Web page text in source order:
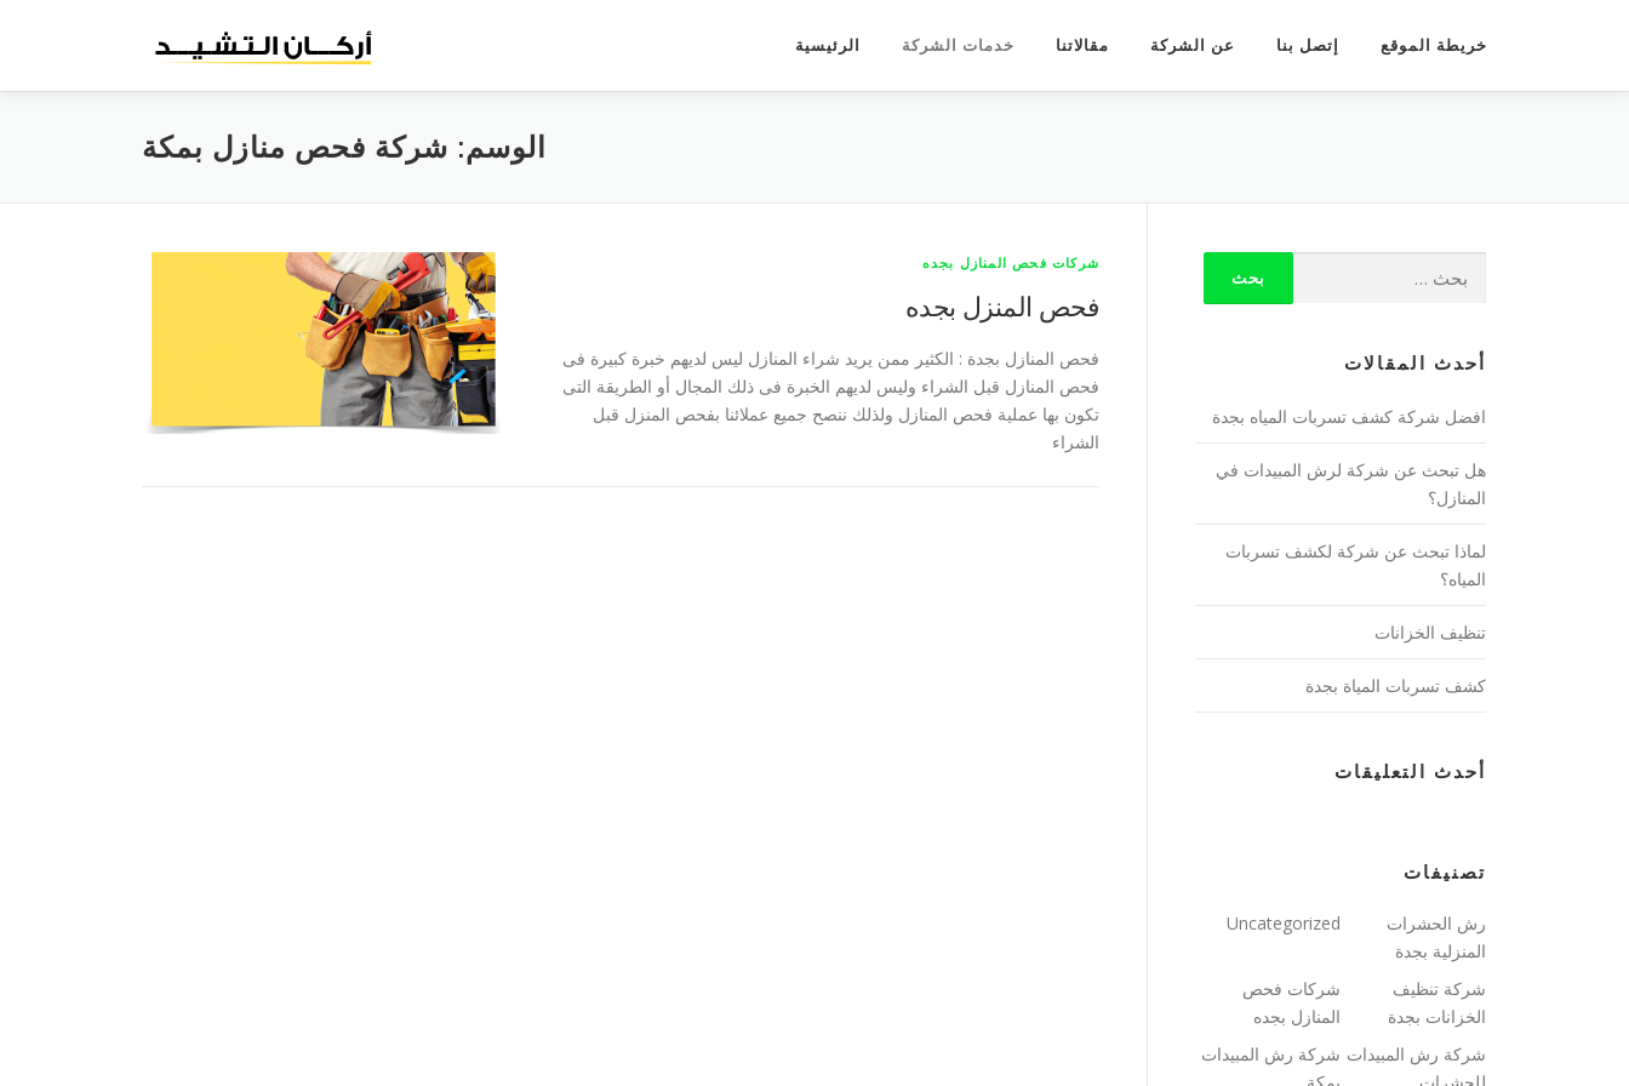
الرئيسية خدمات الشركة مقالاتنا عن الشركة إتصل بنا خريطة الموقع
الوسم: شركة فحص منازل بمكة
شركات فحص المنازل بجده
فحص المنزل بجده
فحص المنازل بجدة : الكثير ممن يريد شراء المنازل ليس لديهم خبرة كبيرة فى
فحص المنازل قبل الشراء وليس لديهم الخبرة فى ذلك المجال أو الطريقة التى
تكون بها عملية فحص المنازل ولذلك ننصح جميع عملائنا بفحص المنزل قبل
الشراء
البحث
عن:
أحدث المقالات
افضل شركة كشف تسربات المياه بجدة
هل تبحث عن شركة لرش المبيدات في
المنازل؟
لماذا تبحث عن شركة لكشف تسربات
المياه؟
تنظيف الخزانات
كشف تسربات المياة بجدة
أحدث التعليقات
تصنيفات
Uncategorized
رش الحشرات
المنزلية بجدة
شركات فحص
المنازل بجده
شركة تنظيف
الخزانات بجدة
شركة رش المبيدات شركة رش المبيدات